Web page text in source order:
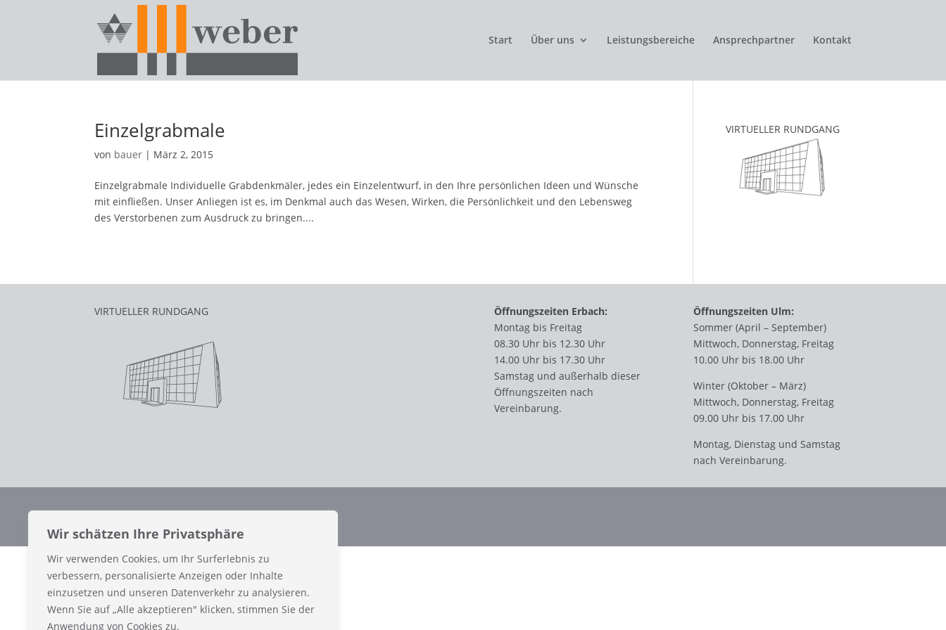
Wir schätzen Ihre Privatsphäre
Wir verwenden Cookies, um Ihr Surferlebnis zu
verbessern, personalisierte Anzeigen oder Inhalte
einzusetzen und unseren Datenverkehr zu analysieren.
Wenn Sie auf „Alle akzeptieren" klicken, stimmen Sie der
Anwendung von Cookies zu.
Start Über uns Leistungsbereiche Ansprechpartner Kontakt
Einzelgrabmale
von bauer | März 2, 2015
Einzelgrabmale Individuelle Grabdenkmäler, jedes ein Einzelentwurf, in den Ihre persönlichen Ideen und Wünsche
mit einfließen. Unser Anliegen ist es, im Denkmal auch das Wesen, Wirken, die Persönlichkeit und den Lebensweg
des Verstorbenen zum Ausdruck zu bringen....
VIRTUELLER RUNDGANG
VIRTUELLER RUNDGANG
Öffnungszeiten Erbach:
Montag bis Freitag
08.30 Uhr bis 12.30 Uhr
14.00 Uhr bis 17.30 Uhr
Samstag und außerhalb dieser
Öffnungszeiten nach
Vereinbarung.
Öffnungszeiten Ulm:
Sommer (April – September)
Mittwoch, Donnerstag, Freitag
10.00 Uhr bis 18.00 Uhr
Winter (Oktober – März)
Mittwoch, Donnerstag, Freitag
09.00 Uhr bis 17.00 Uhr
Montag, Dienstag und Samstag
nach Vereinbarung.